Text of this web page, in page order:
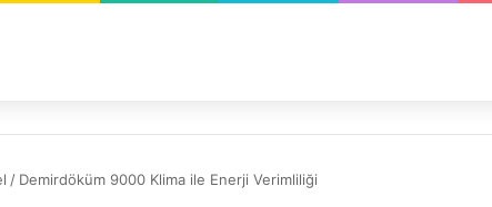
/ Demirdöküm 9000 Klima ile Enerji Verimliliği